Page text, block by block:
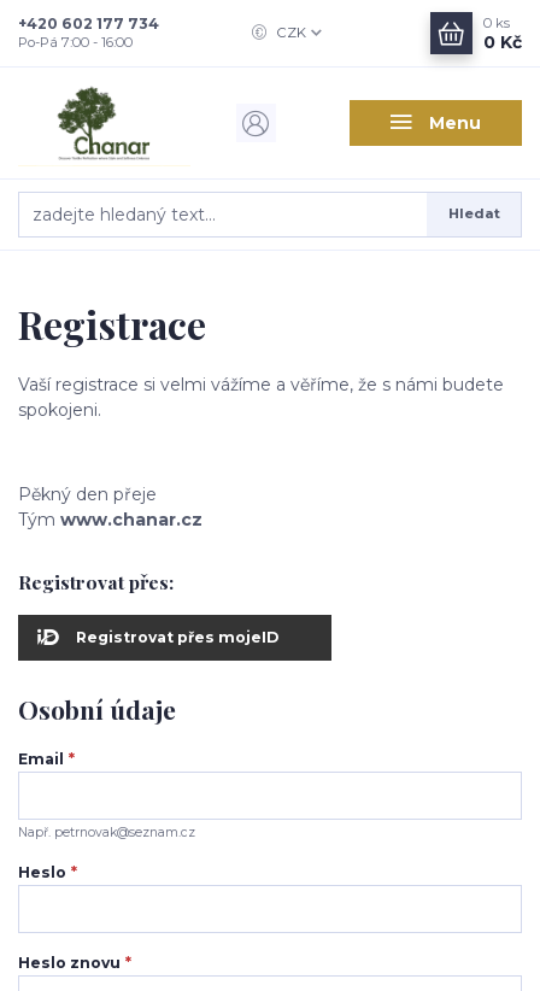
Menu
CZK
Hledat
+420 602 177 734
Po-Pá 7:00 - 16:00
0 ks
0 Kč
Registrace
Vaší registrace si velmi vážíme a věříme, že s námi budete
spokojeni.
Pěkný den přeje
Tým www.chanar.cz
Registrovat přes:
Registrovat přes mojeID
Osobní údaje
Email *
Např. petrnovak@seznam.cz
Heslo *
Heslo znovu *